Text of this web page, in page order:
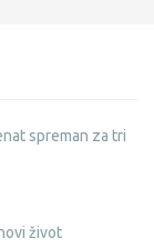
spreman za tri
život